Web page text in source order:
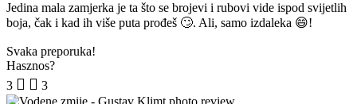
Jedina mala zamjerka je ta što se brojevi i rubovi vide ispod svijetlih
boja, čak i kad ih više puta prođeš 🙄. Ali, samo izdaleka 😄!
Svaka preporuka!
Hasznos?
3
3